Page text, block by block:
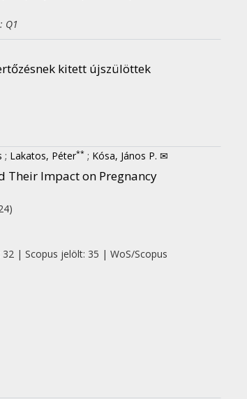
Q1
kitett újszülöttek
; Lakatos, Péter** ; Kósa, János P. ✉
Their Impact on Pregnancy
| Scopus jelölt: 35 | WoS/Scopus